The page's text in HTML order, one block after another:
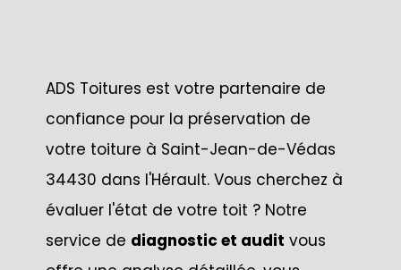
ADS Toitures est votre partenaire de
confiance pour la préservation de
votre toiture à Saint-Jean-de-Védas
34430 dans l'Hérault. Vous cherchez à
évaluer l'état de votre toit ? Notre
service de diagnostic et audit vous